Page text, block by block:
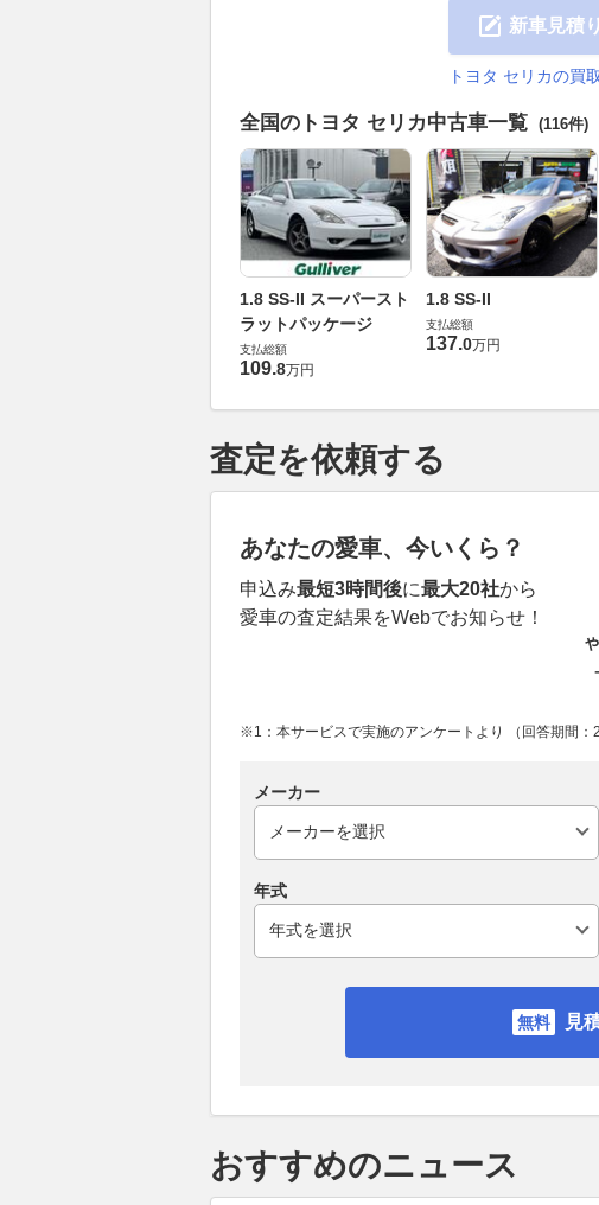
新車見積
トヨタ セリカの買
全国のトヨタ セリカ中古車一覧 (116件)
1.8 SS-II スーパースト
ラットパッケージ
支払総額
109.8万円
1.8 SS-II
支払総額
137.0万円
査定を依頼する
あなたの愛車、今いくら？
申込み最短3時間後に最大20社から
愛車の査定結果をWebでお知らせ！
※1：本サービスで実施のアンケートより （回答期間：
メーカー
年式
見
おすすめのニュース